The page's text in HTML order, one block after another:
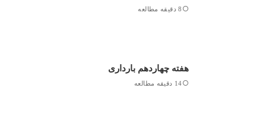
8 دقیقه مطالعه
هفته چهاردهم بارداری
14 دقیقه مطالعه